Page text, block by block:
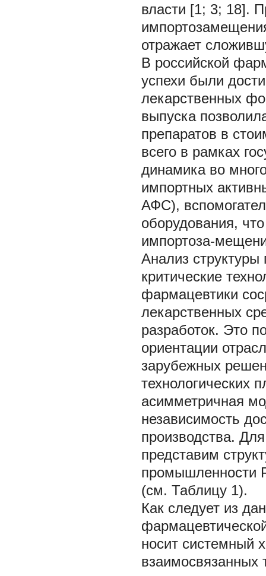
власти [1; 3; 18].
отражает
В российской
успехи были
лекарственных
выпуска
препаратов в
всего в рамках
динамика во
импортных
АФС),
оборудования,
импортоза-
Анализ структуры
критические
фармацевтики
лекарственных
разработок. Это
ориентации
зарубежных
технологических
асимметричная
независимость
производства.
представим
промышленности
(см. Таблицу 1).
Как следует из
носит системный
взаимосвязанных